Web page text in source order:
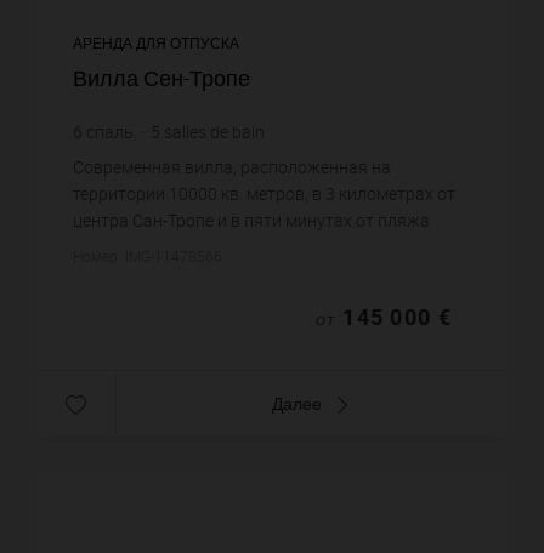
АРЕНДА ДЛЯ ОТПУСКА
Вилла Сен-Тропе
6 спаль. 5 salles de bain
Современная вилла, расположенная на
территории 10000 кв. метров, в 3 километрах от
центра Сан-Тропе и в пяти минутах от пляжа
ОТ 145 000 €
Далее